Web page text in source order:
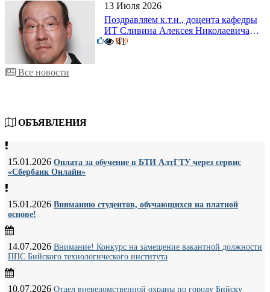
13 Июля 2026
Поздравляем к.т.н., доцента кафедры
ИТ Сливина Алексея Николаевича с
юбилеем!
6 0
41
Все новости
ОБЪЯВЛЕНИЯ
15.01.2026 Оплата за обучение в БТИ АлтГТУ через сервис
«Сбербанк Онлайн»
15.01.2026 Вниманию студентов, обучающихся на платной
основе!
14.07.2026 Внимание! Конкурс на замещение вакантной должности
ППС Бийского технологического института
10.07.2026 Отдел вневедомственной охраны по городу Бийску